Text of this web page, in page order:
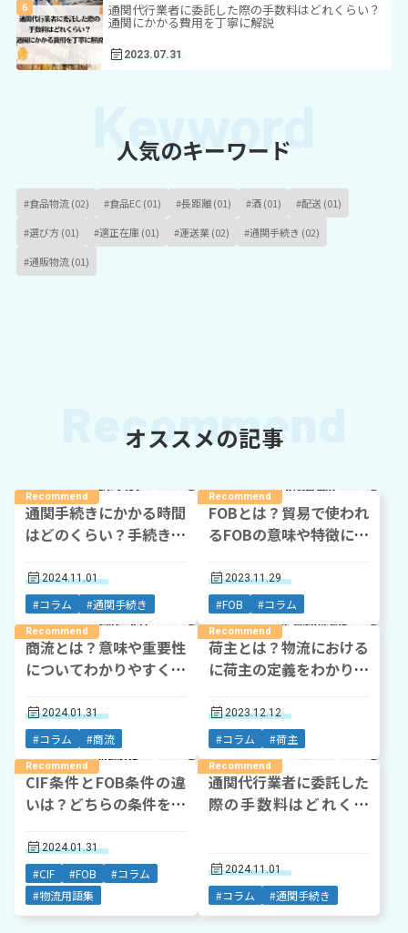
通関代行業者に委託した際の手数料はどれくらい？
通関にかかる費用を丁寧に解説
2023.07.31
人気のキーワード
#食品物流 (02) #食品EC (01) #長距離 (01) #酒 (01)
#配送 (01)
#選び方 (01)
#適正在庫 (01) #運送業 (02)
#通関手続き (02)
#通販物流 (01)
オススメの記事
通関手続きにかかる時間
はどのくらい？手続きが
もご紹介
2024.11.01
#コラム #通関手続き
FOBとは？貿易で使われ
るFOBの意味や特徴につ
2023.11.29
#FOB #コラム
商流とは？意味や重要性
についてわかりやすく解
2024.01.31
#コラム #商流
荷主とは？物流における
に荷主の定義をわかりや
2023.12.12
#コラム #荷主
CIF条件とFOB条件の違
いは？どちらの条件を使
2024.01.31
#CIF #FOB
#コラム
#物流用語集
通関代行業者に委託した
際の手数料はどれくら
2024.11.01
#コラム #通関手続き